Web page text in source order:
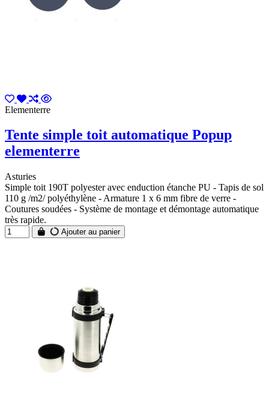
Elementerre
Tente simple toit automatique Popup
elementerre
Asturies
Simple toit 190T polyester avec enduction étanche PU - Tapis de sol
110 g /m2/ polyéthylène - Armature 1 x 6 mm fibre de verre -
Coutures soudées - Système de montage et démontage automatique
très rapide.
Ajouter au panier